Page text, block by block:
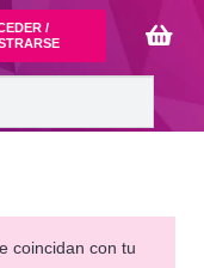
/
coincidan con tu